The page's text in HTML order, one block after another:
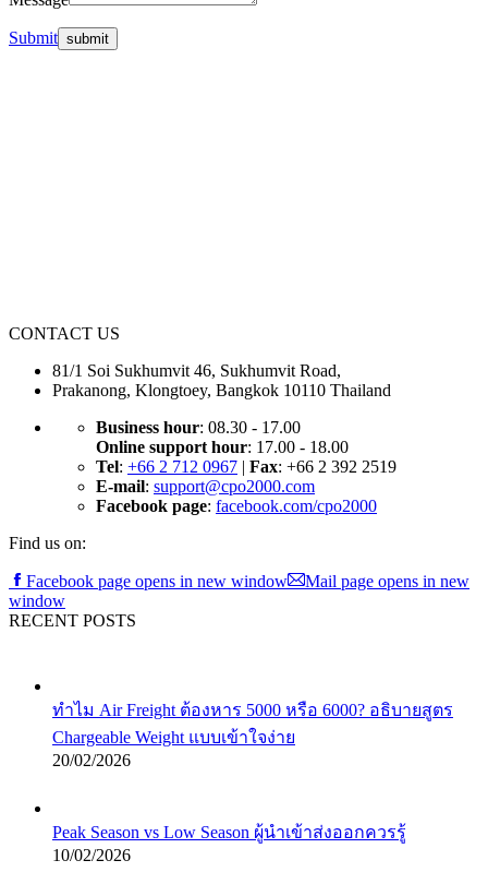
Submit
CONTACT US
81/1 Soi Sukhumvit 46, Sukhumvit Road,
Prakanong, Klongtoey, Bangkok 10110 Thailand
Business hour: 08.30 - 17.00
Online support hour: 17.00 - 18.00
Tel: +66 2 712 0967 | Fax: +66 2 392 2519
E-mail: support@cpo2000.com
Facebook page: facebook.com/cpo2000
Find us on:
Facebook page opens in new window
Mail page opens in new
window
RECENT POSTS
ทำไม Air Freight ต้องหาร 5000 หรือ 6000? อธิบายสูตร
Chargeable Weight แบบเข้าใจง่าย
20/02/2026
Peak Season vs Low Season ผู้นำเข้าส่งออกควรรู้
10/02/2026